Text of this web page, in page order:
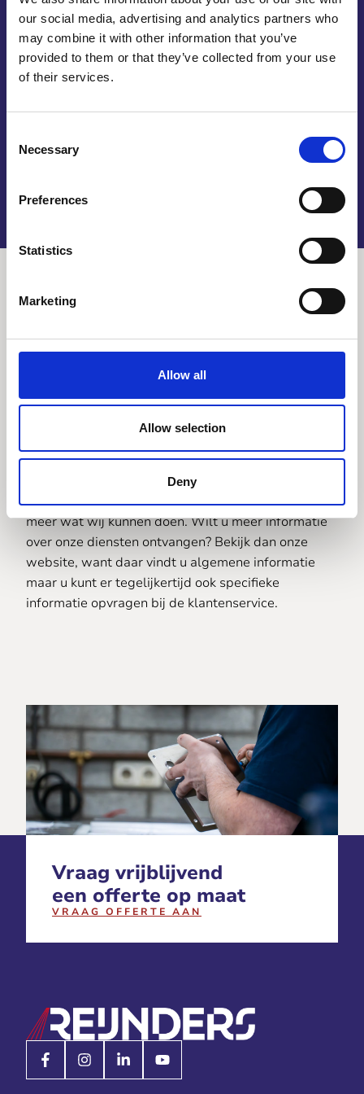
our social media, advertising and analytics partners who
may combine it with other information that you’ve
provided to them or that they’ve collected from your use
of their services.
Selection
Necessary
Preferences
Statistics
Marketing
Allow all
Allow selection
Deny
medewerkers. Die zijn het fundament voor het
bedrijf en zij kunnen uitstekende kwaliteit leveren.
Ze hebben dan ook veel ervaring en doen het werk
met passie. Metaal op maat branden is voor onze
medewerkers daarmee een fluitje van een cent.
goed te bedienen.
Metaal op maat
laten branden
natuurlijk ook terecht voor veel andere diensten.
Wij kunnen bijvoorbeeld mooie zaken digitaal voor
u printen, wij kunnen laseren en zo is er nog veel
meer wat wij kunnen doen. Wilt u meer informatie
over onze diensten ontvangen? Bekijk dan onze
website, want daar vindt u algemene informatie
maar u kunt er tegelijkertijd ook specifieke
informatie opvragen bij de klantenservice.
Vraag vrijblijvend
een offerte op maat
VRAAG OFFERTE AAN